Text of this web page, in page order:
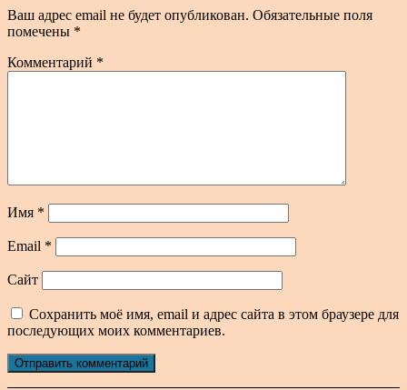
Ваш адрес email не будет опубликован. Обязательные поля
помечены *
Комментарий *
Имя *
Email *
Сайт
Сохранить моё имя, email и адрес сайта в этом браузере для
последующих моих комментариев.